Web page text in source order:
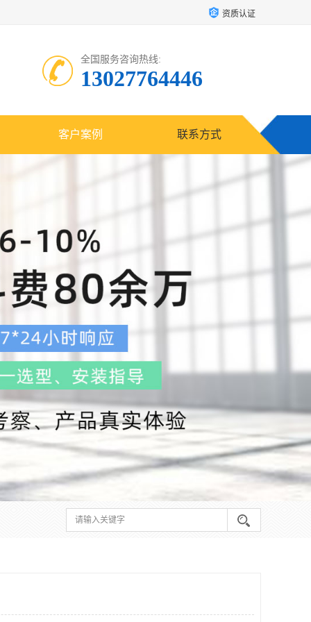
资质认证
全国服务咨询热线:
13027764446
客户案例 联系方式